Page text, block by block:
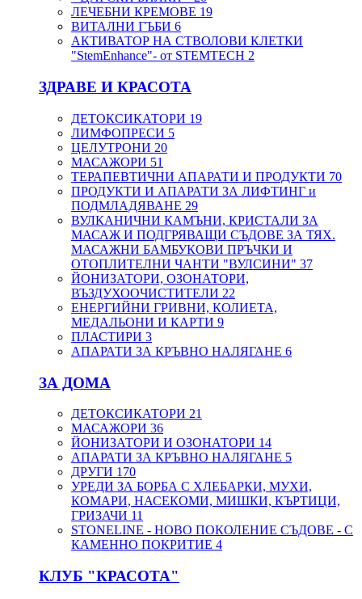
ЛЕЧЕБНИ КРЕМОВЕ 19
ВИТАЛНИ ГЪБИ 6
АКТИВАТОР НА СТВОЛОВИ КЛЕТКИ
"StemEnhance"- от STEMTECH 2
ЗДРАВЕ И КРАСОТА
ДЕТОКСИКАТОРИ 19
ЛИМФОПРЕСИ 5
ЦЕЛУТРОНИ 20
МАСАЖОРИ 51
ТЕРАПЕВТИЧНИ АПАРАТИ И ПРОДУКТИ 70
ПРОДУКТИ И АПАРАТИ ЗА ЛИФТИНГ и
ПОДМЛАДЯВАНЕ 29
ВУЛКАНИЧНИ КАМЪНИ, КРИСТАЛИ ЗА
МАСАЖ И ПОДГРЯВАЩИ СЪДОВЕ ЗА ТЯХ.
МАСАЖНИ БАМБУКОВИ ПРЪЧКИ И
ОТОПЛИТЕЛНИ ЧАНТИ "ВУЛСИНИ" 37
ЙОНИЗАТОРИ, ОЗОНАТОРИ,
ВЪЗДУХООЧИСТИТЕЛИ 22
ЕНЕРГИЙНИ ГРИВНИ, КОЛИЕТА,
МЕДАЛЬОНИ И КАРТИ 9
ПЛАСТИРИ 3
АПАРАТИ ЗА КРЪВНО НАЛЯГАНЕ 6
ЗА ДОМА
ДЕТОКСИКАТОРИ 21
МАСАЖОРИ 36
ЙОНИЗАТОРИ И ОЗОНАТОРИ 14
АПАРАТИ ЗА КРЪВНО НАЛЯГАНЕ 5
ДРУГИ 170
УРЕДИ ЗА БОРБА С ХЛЕБАРКИ, МУХИ,
КОМАРИ, НАСЕКОМИ, МИШКИ, КЪРТИЦИ,
ГРИЗАЧИ 11
STONELINE - НОВО ПОКОЛЕНИЕ СЪДОВЕ - С
КАМЕННО ПОКРИТИЕ 4
КЛУБ "КРАСОТА"